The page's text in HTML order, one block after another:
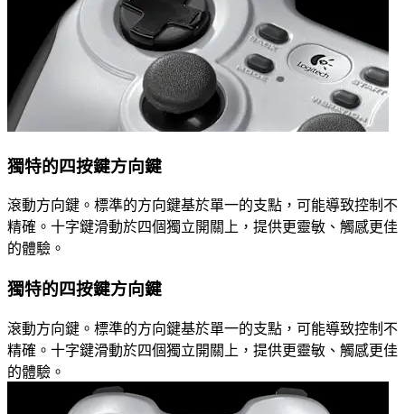
獨特的四按鍵方向鍵
滾動方向鍵。標準的方向鍵基於單一的支點，可能導致控制不
精確。十字鍵滑動於四個獨立開關上，提供更靈敏、觸感更佳
的體驗。
獨特的四按鍵方向鍵
滾動方向鍵。標準的方向鍵基於單一的支點，可能導致控制不
精確。十字鍵滑動於四個獨立開關上，提供更靈敏、觸感更佳
的體驗。